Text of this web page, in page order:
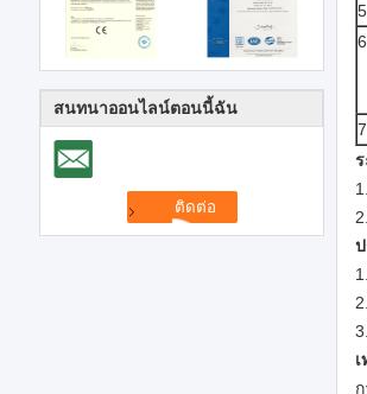
สนทนาออนไลน์ตอนนี้ฉัน
5
6
7